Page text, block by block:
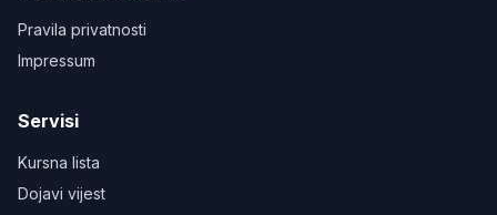
Pravila privatnosti
Impressum
Servisi
Kursna lista
Dojavi vijest